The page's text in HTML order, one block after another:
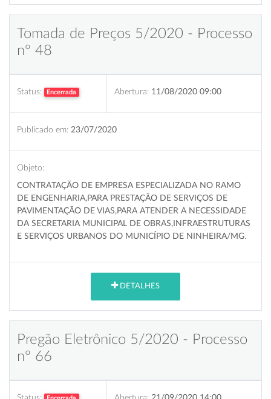
Tomada de Preços 5/2020 - Processo
nº 48
Status: Encerrada Abertura: 11/08/2020 09:00
Publicado em: 23/07/2020
Objeto:
CONTRATAÇÃO DE EMPRESA ESPECIALIZADA NO RAMO
DE ENGENHARIA,PARA PRESTAÇÃO DE SERVIÇOS DE
PAVIMENTAÇÃO DE VIAS,PARA ATENDER A NECESSIDADE
DA SECRETARIA MUNICIPAL DE OBRAS,INFRAESTRUTURAS
E SERVIÇOS URBANOS DO MUNICÍPIO DE NINHEIRA/MG
DETALHES
Pregão Eletrônico 5/2020 - Processo
nº 66